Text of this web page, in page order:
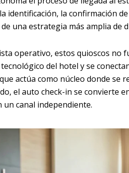
identificación, la confirmación
una estrategia más amplia de
operativo, estos quioscos no
del hotel y se
actúa como núcleo donde se
el auto check-in se convierte
canal independiente.